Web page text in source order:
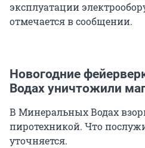
эксплуатации
отмечается в сообщении.
Новогодние
Водах уничтожили
В Минеральных Водах
пиротехникой. Что
уточняется.